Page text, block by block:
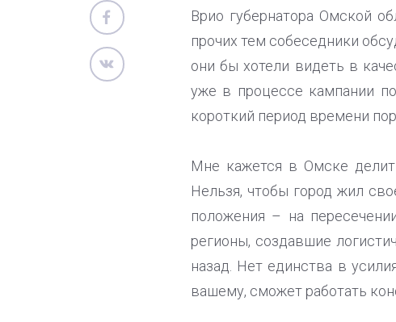
Врио губернатора Омской
прочих тем собеседники
они бы хотели видеть в
уже в процессе кампании
короткий период времени
Мне кажется в Омске
Нельзя, чтобы город жил
положения – на
регионы, создавшие
назад. Нет единства в
вашему, сможет работать